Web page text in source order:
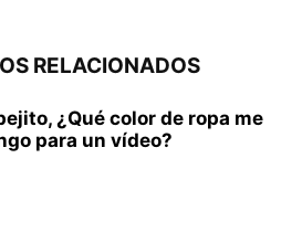
RELACIONADOS
¿Qué color de ropa me
para un vídeo?